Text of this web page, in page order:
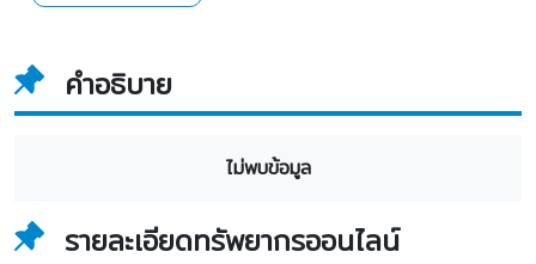
คำอธิบาย
ไม่พบข้อมูล
รายละเอียดทรัพยากรออนไลน์